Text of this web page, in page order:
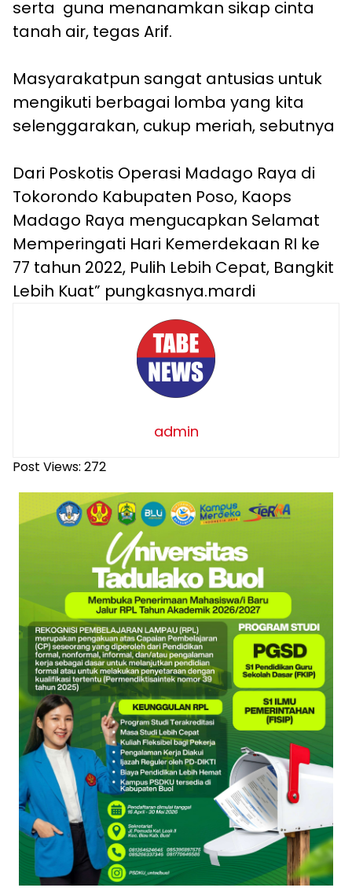
serta guna menanamkan sikap cinta
tanah air, tegas Arif.
Masyarakatpun sangat antusias untuk
mengikuti berbagai lomba yang kita
selenggarakan, cukup meriah, sebutnya
Dari Poskotis Operasi Madago Raya di
Tokorondo Kabupaten Poso, Kaops
Madago Raya mengucapkan Selamat
Memperingati Hari Kemerdekaan RI ke
77 tahun 2022, Pulih Lebih Cepat, Bangkit
Lebih Kuat” pungkasnya.mardi
admin
Post Views: 272